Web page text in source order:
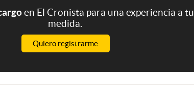
en El Cronista para una experiencia a tu
medida.
Quiero registrarme